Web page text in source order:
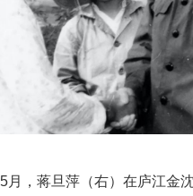
月，蒋旦萍（右）在庐江金